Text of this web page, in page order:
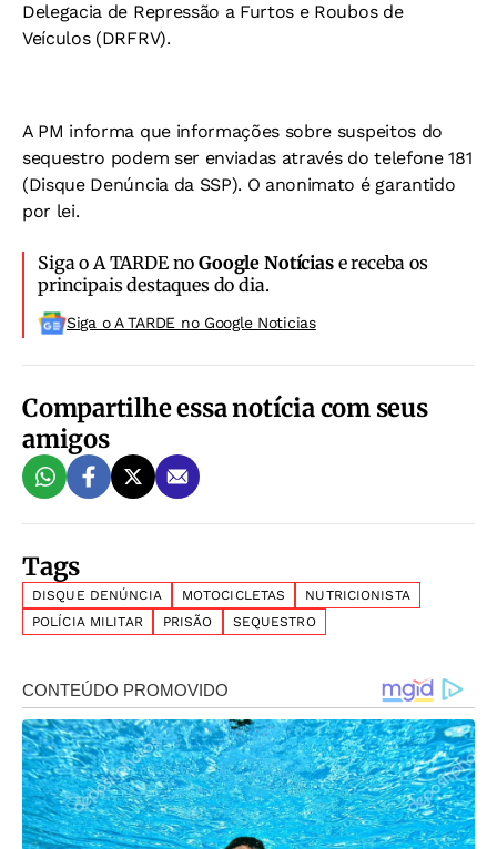
Delegacia de Repressão a Furtos e Roubos de
Veículos (DRFRV).
A PM informa que informações sobre suspeitos do
sequestro podem ser enviadas através do telefone 181
(Disque Denúncia da SSP). O anonimato é garantido
por lei.
Siga o A TARDE noGoogle Notíciase receba os
principais destaques do dia.
Siga o A TARDE no Google Noticias
Compartilhe essa notícia com seus
amigos
Tags
DISQUE DENÚNCIA MOTOCICLETAS
NUTRICIONISTA
POLÍCIA MILITAR
PRISÃO SEQUESTRO